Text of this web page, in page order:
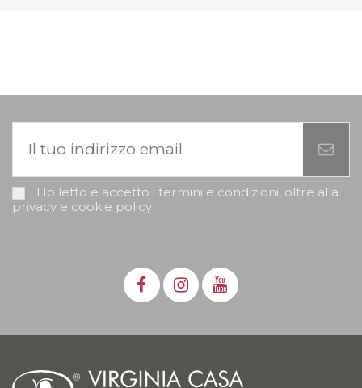
Ho letto e accetto i termini e condizioni, oltre alla
privacy e cookie policy